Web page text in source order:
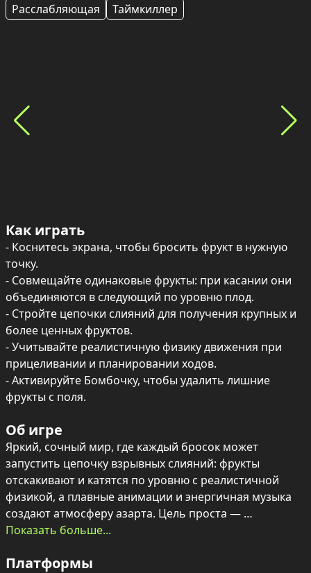
Расслабляющая
Таймкиллер
Как играть
- Коснитесь экрана, чтобы бросить фрукт в нужную
точку.
- Совмещайте одинаковые фрукты: при касании они
объединяются в следующий по уровню плод.
- Стройте цепочки слияний для получения крупных и
более ценных фруктов.
- Учитывайте реалистичную физику движения при
прицеливании и планировании ходов.
- Активируйте Бомбочку, чтобы удалить лишние
фрукты с поля.
Об игре
Яркий, сочный мир, где каждый бросок может
запустить цепочку взрывных слияний: фрукты
отскакивают и катятся по уровню с реалистичной
физикой, а плавные анимации и энергичная музыка
создают атмосферу азарта. Цель проста —
объединять плоды одного типа, чтобы они
пока не появится настоящий гигант.
Показать больше...
Платформы